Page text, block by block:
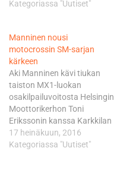
sarjan aikaisemmat
jokaisessa kolmessa SM-
luokassa. Karkkilan nopea,
mutta haastava savirata ei
tule tekemään tähän
poikkeusta. Stigell
pääluokan kärjessä - Kalatie
tuntee Mansikin metkut SM-
sarjan pääluokan MX1
sarjajohtaja Henric Stigell on
antanut vahvat…
Kategoriassa "Uutiset"
Manninen nousi
motocrossin SM-sarjan
kärkeen
Aki Manninen kävi tiukan
taiston MX1-luokan
osakilpailuvoitosta Helsingin
Moottorikerhon Toni
Erikssonin kanssa Karkkilan
Mansikin hienolla
saviradalla. Kaksikosta
17 heinäkuun, 2016
Kategoriassa "Uutiset"